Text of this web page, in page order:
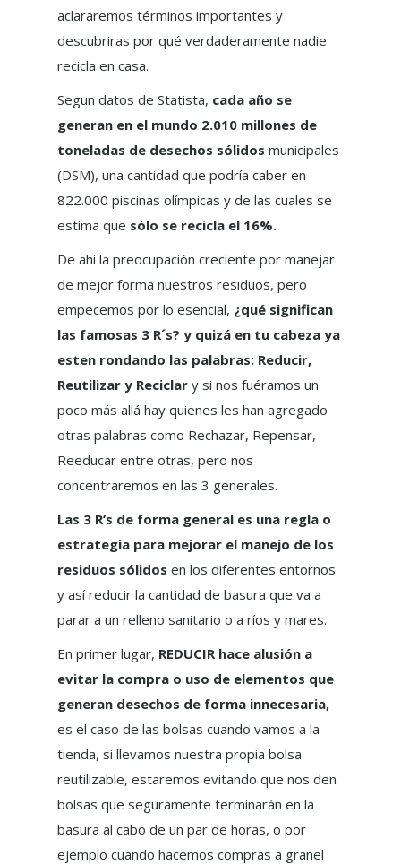
aclararemos términos importantes y
descubriras por qué verdaderamente nadie
recicla en casa.
Segun datos de Statista, cada año se
generan en el mundo 2.010 millones de
toneladas de desechos sólidos municipales
(DSM), una cantidad que podría caber en
822.000 piscinas olímpicas y de las cuales se
estima que sólo se recicla el 16%.
De ahi la preocupación creciente por manejar
de mejor forma nuestros residuos, pero
empecemos por lo esencial, ¿qué significan
las famosas 3 R´s? y quizá en tu cabeza ya
esten rondando las palabras: Reducir,
Reutilizar y Reciclary si nos fuéramos un
poco más allá hay quienes les han agregado
otras palabras como Rechazar, Repensar,
Reeducar entre otras, pero nos
concentraremos en las 3 generales.
Las 3 R’s de forma general es una regla o
estrategia para mejorar el manejo de los
residuos sólidos en los diferentes entornos
y así reducir la cantidad de basura que va a
parar a un relleno sanitario o a ríos y mares.
En primer lugar, REDUCIR hace alusión a
evitar la compra o uso de elementos que
generan desechos de forma innecesaria,
es el caso de las bolsas cuando vamos a la
tienda, si llevamos nuestra propia bolsa
reutilizable, estaremos evitando que nos den
bolsas que seguramente terminarán en la
basura al cabo de un par de horas, o por
ejemplo cuando hacemos compras a granel